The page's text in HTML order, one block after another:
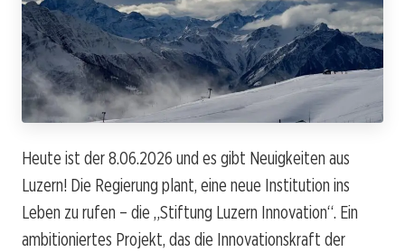
Heute ist der 8.06.2026 und es gibt Neuigkeiten aus
Luzern! Die Regierung plant, eine neue Institution ins
Leben zu rufen – die „Stiftung Luzern Innovation“. Ein
ambitioniertes Projekt, das die Innovationskraft der